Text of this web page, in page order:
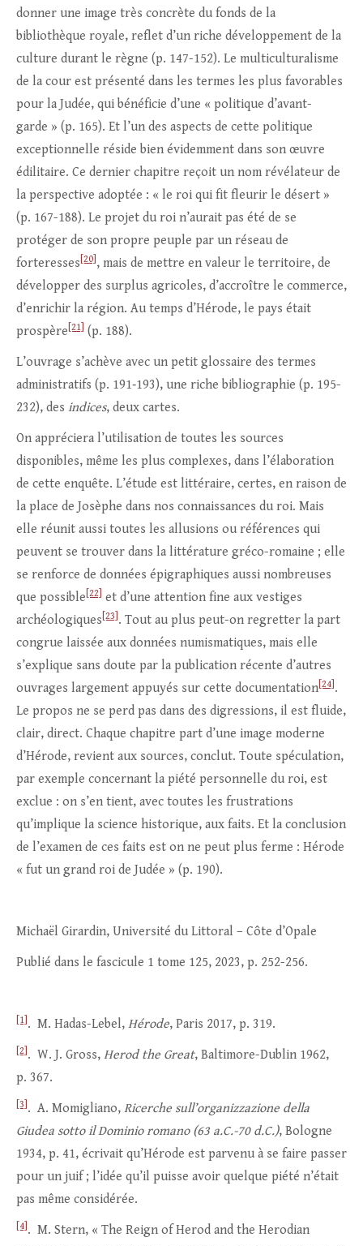
donner une image très concrète du fonds de la
bibliothèque royale, reflet d’un riche développement de la
culture durant le règne (p. 147-152). Le multiculturalisme
de la cour est présenté dans les termes les plus favorables
pour la Judée, qui bénéficie d’une « politique d’avant-
garde » (p. 165). Et l’un des aspects de cette politique
exceptionnelle réside bien évidemment dans son œuvre
édilitaire. Ce dernier chapitre reçoit un nom révélateur de
la perspective adoptée : « le roi qui fit fleurir le désert »
(p. 167-188). Le projet du roi n’aurait pas été de se
protéger de son propre peuple par un réseau de
forteresses [20] , mais de mettre en valeur le territoire, de
développer des surplus agricoles, d’accroître le commerce,
d’enrichir la région. Au temps d’Hérode, le pays était
prospère [21]
(p. 188).
L’ouvrage s’achève avec un petit glossaire des termes
administratifs (p. 191‑193), une riche bibliographie (p. 195-
232), des indices, deux cartes.
On appréciera l’utilisation de toutes les sources
disponibles, même les plus complexes, dans l’élaboration
de cette enquête. L’étude est littéraire, certes, en raison de
la place de Josèphe dans nos connaissances du roi. Mais
elle réunit aussi toutes les allusions ou références qui
peuvent se trouver dans la littérature gréco-romaine ; elle
se renforce de données épigraphiques aussi nombreuses
que possible [22]
et d’une attention fine aux vestiges
archéologiques [23] . Tout au plus peut-on regretter la part
congrue laissée aux données numismatiques, mais elle
s’explique sans doute par la publication récente d’autres
ouvrages largement appuyés sur cette documentation [24] .
Le propos ne se perd pas dans des digressions, il est fluide,
clair, direct. Chaque chapitre part d’une image moderne
d’Hérode, revient aux sources, conclut. Toute spéculation,
par exemple concernant la piété personnelle du roi, est
exclue : on s’en tient, avec toutes les frustrations
qu’implique la science historique, aux faits. Et la conclusion
de l’examen de ces faits est on ne peut plus ferme : Hérode
« fut un grand roi de Judée » (p. 190).
Michaël Girardin, Université du Littoral – Côte d’Opale
Publié dans le fascicule 1 tome 125, 2023, p. 252-256.
[1] . M. Hadas-Lebel, Hérode, Paris 2017, p. 319.
[2] . W. J. Gross, Herod the Great, Baltimore-Dublin 1962,
p. 367.
[3] . A. Momigliano, Ricerche sull’organizzazione della
Giudea sotto il Dominio romano (63 a.C.-70 d.C.), Bologne
1934, p. 41, écrivait qu’Hérode est parvenu à se faire passer
pour un juif ; l’idée qu’il puisse avoir quelque piété n’était
pas même considérée.
[4] . M. Stern, « The Reign of Herod and the Herodian